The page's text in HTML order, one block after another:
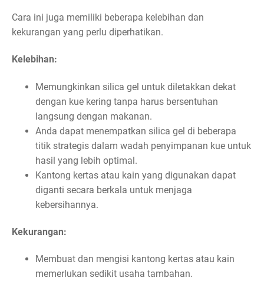
Cara ini juga memiliki beberapa kelebihan dan
kekurangan yang perlu diperhatikan.
Kelebihan:
Memungkinkan silica gel untuk diletakkan dekat
dengan kue kering tanpa harus bersentuhan
langsung dengan makanan.
Anda dapat menempatkan silica gel di beberapa
titik strategis dalam wadah penyimpanan kue untuk
hasil yang lebih optimal.
Kantong kertas atau kain yang digunakan dapat
diganti secara berkala untuk menjaga
kebersihannya.
Kekurangan:
Membuat dan mengisi kantong kertas atau kain
memerlukan sedikit usaha tambahan.